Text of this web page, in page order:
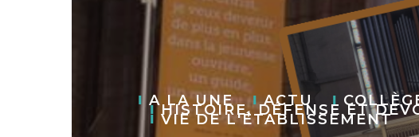
A LA UNE ACTU
HISTOIRE, DÉFENSE ET
VIE DE L'ÉTABLISSEMENT